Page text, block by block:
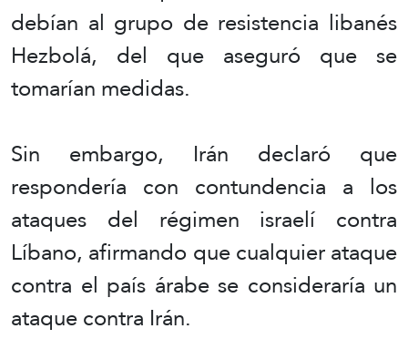
debían al grupo de resistencia libanés
Hezbolá, del que aseguró que se
tomarían medidas.
Sin embargo, Irán declaró que
respondería con contundencia a los
ataques del régimen israelí contra
Líbano, afirmando que cualquier ataque
contra el país árabe se consideraría un
ataque contra Irán.